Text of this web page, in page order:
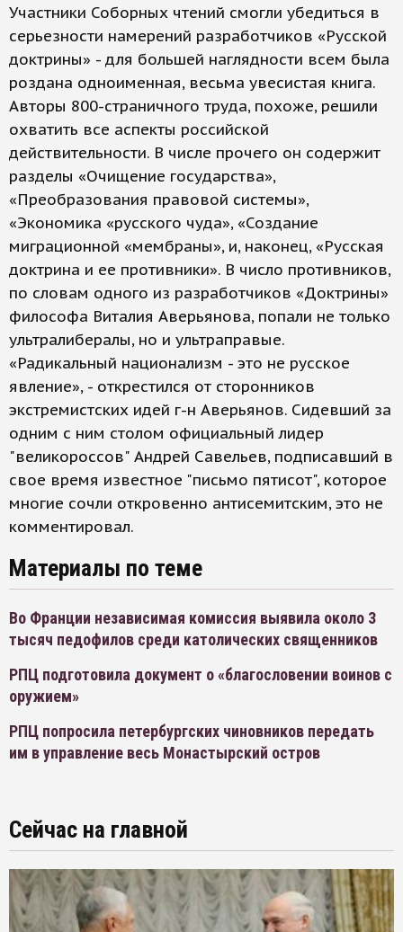
Участники Соборных чтений смогли убедиться в
серьезности намерений разработчиков «Русской
доктрины» - для большей наглядности всем была
роздана одноименная, весьма увесистая книга.
Авторы 800-страничного труда, похоже, решили
охватить все аспекты российской
действительности. В числе прочего он содержит
разделы «Очищение государства»,
«Преобразования правовой системы»,
«Экономика «русского чуда», «Создание
миграционной «мембраны», и, наконец, «Русская
доктрина и ее противники». В число противников,
по словам одного из разработчиков «Доктрины»
философа Виталия Аверьянова, попали не только
ультралибералы, но и ультраправые.
«Радикальный национализм - это не русское
явление», - открестился от сторонников
экстремистских идей г-н Аверьянов. Сидевший за
одним с ним столом официальный лидер
"великороссов" Андрей Савельев, подписавший в
свое время известное "письмо пятисот", которое
многие сочли откровенно антисемитским, это не
комментировал.
Материалы по теме
Во Франции независимая комиссия выявила около 3
тысяч педофилов среди католических священников
РПЦ подготовила документ о «благословении воинов с
оружием»
РПЦ попросила петербургских чиновников передать
им в управление весь Монастырский остров
Сейчас на главной